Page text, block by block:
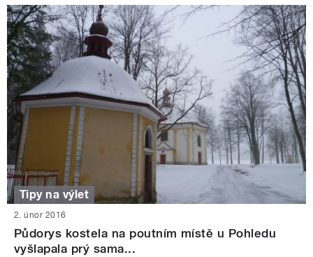
Tipy na výlet
2. únor 2016
Půdorys kostela na poutním místě u Pohledu
vyšlapala prý sama...